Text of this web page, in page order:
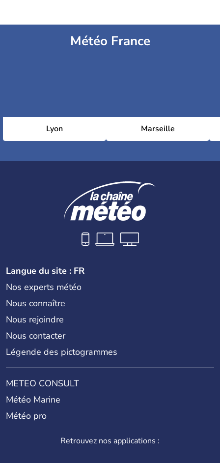
Météo France
Lyon Marseille
Langue du site : FR
Nos experts météo
Nous connaître
Nous rejoindre
Nous contacter
Légende des pictogrammes
METEO CONSULT
Météo Marine
Météo pro
Retrouvez nos applications :